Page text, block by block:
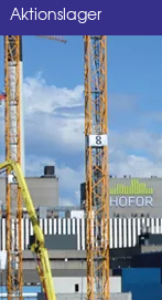
Aktionslager